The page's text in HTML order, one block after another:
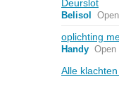
Deurslot
Belisol Open
oplichting
Handy Open
Alle